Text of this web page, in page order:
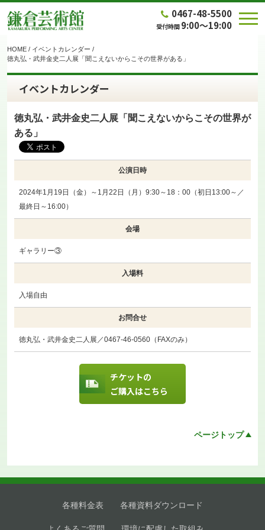
0467-48-5500
受付時間 9:00～19:00
HOME / イベントカレンダー /
徳丸弘・武井金史二人展「聞こえないからこその世界がある」
チケットの
ご購入はこちら
イベントカレンダー
徳丸弘・武井金史二人展「聞こえないからこその世界が
ある」
公演日時
2024年1月19日（金）～1月22日（月）9:30～18：00（初日13:00～／
最終日～16:00）
会場
ギャラリー③
入場料
入場自由
お問合せ
徳丸弘・武井金史二人展／0467-46-0560（FAXのみ）
ページトップ
各種料金表 各種資料ダウンロード